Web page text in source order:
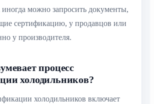
иногда можно запросить документы,
сертификацию, у продавцов или
у производителя.
процесс
холодильников?
холодильников включает